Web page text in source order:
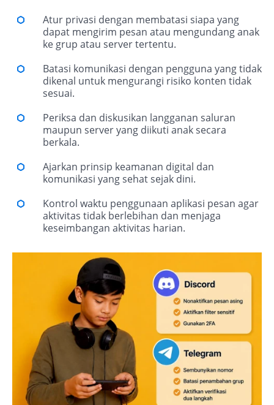
Atur privasi dengan membatasi siapa yang
dapat mengirim pesan atau mengundang anak
ke grup atau server tertentu.
Batasi komunikasi dengan pengguna yang tidak
dikenal untuk mengurangi risiko konten tidak
sesuai.
Periksa dan diskusikan langganan saluran
maupun server yang diikuti anak secara
berkala.
Ajarkan prinsip keamanan digital dan
komunikasi yang sehat sejak dini.
Kontrol waktu penggunaan aplikasi pesan agar
aktivitas tidak berlebihan dan menjaga
keseimbangan aktivitas harian.